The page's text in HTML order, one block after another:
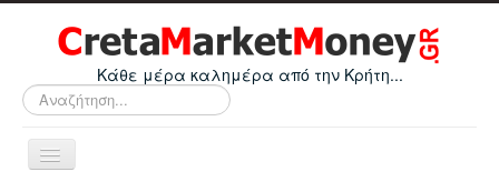
Κάθε μέρα καλημέρα από την Κρήτη...
Αναζήτηση...
Εναλλαγή
πλοήγησης